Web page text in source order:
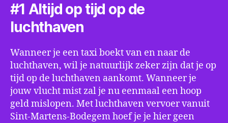
#1 Altijd op tijd op de
luchthaven
Wanneer je een taxi boekt van en naar de
luchthaven, wil je natuurlijk zeker zijn dat je op
tijd op de luchthaven aankomt. Wanneer je
jouw vlucht mist zal je nu eenmaal een hoop
geld mislopen. Met luchthaven vervoer vanuit
Sint-Martens-Bodegem hoef je je hier geen